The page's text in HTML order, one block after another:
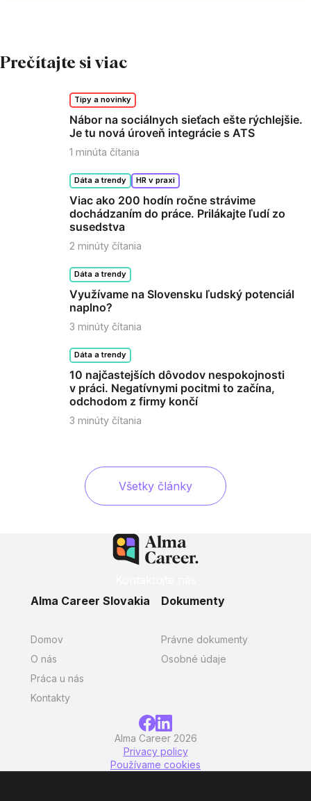
Prečítajte si viac
Tipy a novinky
Nábor na sociálnych sieťach ešte rýchlejšie.
Je tu nová úroveň integrácie s ATS
1 minúta čítania
Dáta a trendy HR v praxi
Viac ako 200 hodín ročne strávime
dochádzaním do práce. Prilákajte ľudí zo
susedstva
2 minúty čítania
Dáta a trendy
Využívame na Slovensku ľudský potenciál
naplno?
3 minúty čítania
Dáta a trendy
10 najčastejších dôvodov nespokojnosti
v práci. Negatívnymi pocitmi to začína,
odchodom z firmy končí
3 minúty čítania
Všetky články
Alma Career Slovakia
Domov
O nás
Práca u nás
Kontakty
Dokumenty
Právne dokumenty
Osobné údaje
Alma Career 2026
Privacy policy
Používame cookies